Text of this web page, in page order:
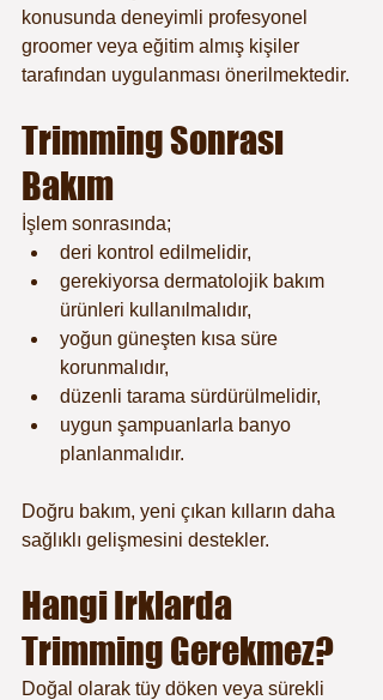
konusunda deneyimli profesyonel
groomer veya eğitim almış kişiler
tarafından uygulanması önerilmektedir.
Trimming Sonrası
Bakım
İşlem sonrasında;
deri kontrol edilmelidir,
gerekiyorsa dermatolojik bakım
ürünleri kullanılmalıdır,
yoğun güneşten kısa süre
korunmalıdır,
düzenli tarama sürdürülmelidir,
uygun şampuanlarla banyo
planlanmalıdır.
Doğru bakım, yeni çıkan kılların daha
sağlıklı gelişmesini destekler.
Hangi Irklarda
Trimming Gerekmez?
Doğal olarak tüy döken veya sürekli